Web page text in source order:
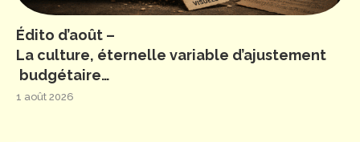
Édito d’août –
La culture, éternelle variable d’ajustement
budgétaire…
1 août 2026